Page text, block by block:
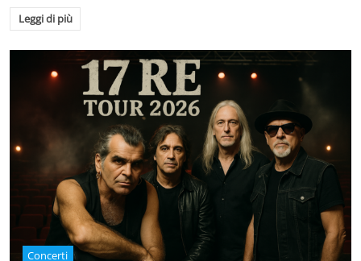
Leggi di più
Concerti